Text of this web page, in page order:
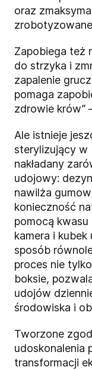
oraz
Zapobiega też
do strzyka i
zapalenie
pomaga
zdrowie krów”
Ale istnieje
sterylizujący w
nakładany
udojowy:
nawilża
konieczność
pomocą
kamera i
sposób
proces nie
boksie,
udojów
środowiska i
Tworzone
udoskonalenia
transformacji